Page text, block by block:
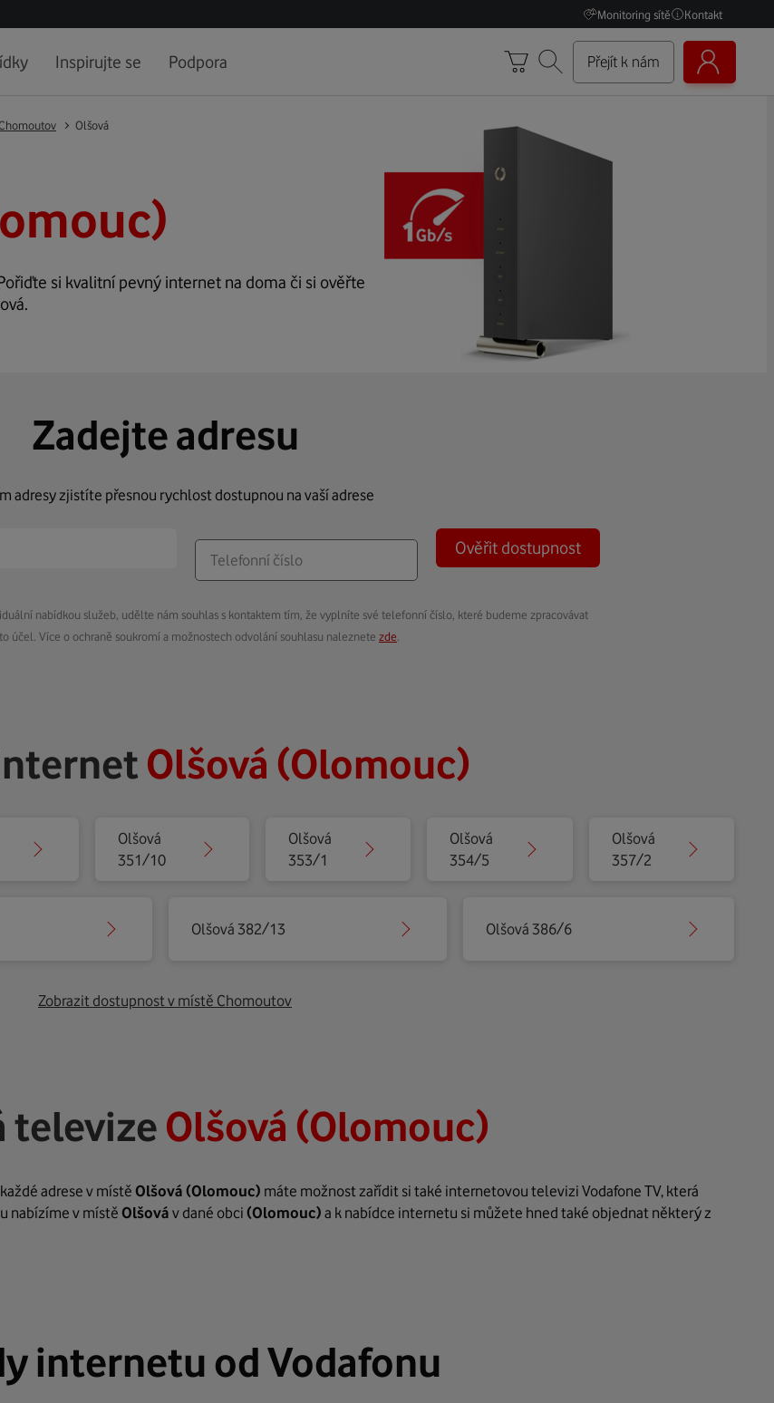
Monitoring sítě Kontakt
Inspirujte se Podpora Přejít k nám
Olšová
si kvalitní pevný internet na doma či si ověřte
Zadejte adresu
adresy zjistíte přesnou rychlost dostupnou na vaší adrese
Ověřit dostupnost
nabídkou služeb, udělte nám souhlas s kontaktem tím, že vyplníte své telefonní číslo, které budeme zpracovávat
účel. Více o ochraně soukromí a možnostech odvolání souhlasu naleznete zde
Olšová (Olomouc)
Olšová
351/10
Olšová
353/1
Olšová
354/5
Olšová
357/2
Olšová 382/13 Olšová 386/6
Zobrazit dostupnost v místě Chomoutov
televize Olšová (Olomouc)
každé adrese v místě Olšová (Olomouc) máte možnost zařídit si také internetovou televizi Vodafone TV, která
nabízíme v místě Olšová v dané obci (Olomouc) a k nabídce internetu si můžete hned také objednat některý z
internetu od Vodafonu